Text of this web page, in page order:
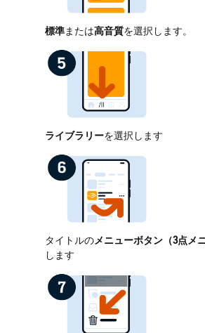
標準または高音質を選択します。
ライブラリーを選択します
タイトルのメニューボタン（3点メ
します